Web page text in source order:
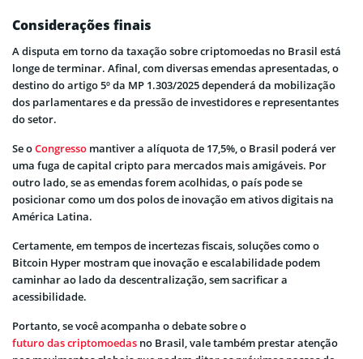
Considerações finais
A disputa em torno da taxação sobre criptomoedas no Brasil está
longe de terminar. Afinal, com diversas emendas apresentadas, o
destino do artigo 5º da MP 1.303/2025 dependerá da mobilização
dos parlamentares e da pressão de investidores e representantes
do setor.
Se oCongresso mantiver a alíquota de 17,5%, o Brasil poderá ver
uma fuga de capital cripto para mercados mais amigáveis. Por
outro lado, se as emendas forem acolhidas, o país pode se
posicionar como um dos polos de inovação em ativos digitais na
América Latina.
Certamente, em tempos de incertezas fiscais, soluções como o
Bitcoin Hyper mostram que inovação e escalabilidade podem
caminhar ao lado da descentralização, sem sacrificar a
acessibilidade.
Portanto, se você acompanha o debate sobre o
futuro das criptomoedas no Brasil, vale também prestar atenção